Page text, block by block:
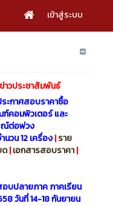
เข้าสู่ระบบ
ข่าวประชาสัมพันธ์
ะกาศสอบราคาซื้อ
คอมพิวเตอร์ และ
ต่อพ่วง
น 12 เครื่อง|ราย
ด|เอกสารสอบราคา|
บปลายภาค ภาคเรียน
วันที่ 14-18 กันยายน